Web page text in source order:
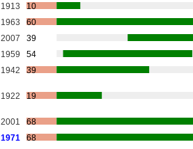
1913
10
1963
60
2007
39
1959
54
1942 39
1922 19
2001
68
1971 68